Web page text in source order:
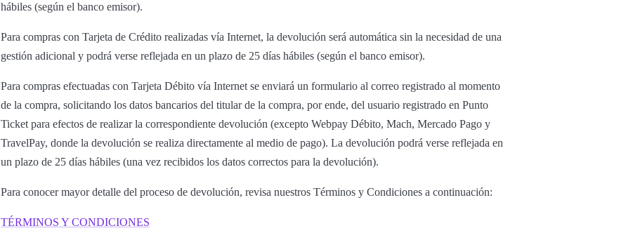
hábiles (según el banco emisor).
Para compras con Tarjeta de Crédito realizadas vía Internet, la devolución será automática sin la necesidad de una
gestión adicional y podrá verse reflejada en un plazo de 25 días hábiles (según el banco emisor).
Para compras efectuadas con Tarjeta Débito vía Internet se enviará un formulario al correo registrado al momento
de la compra, solicitando los datos bancarios del titular de la compra, por ende, del usuario registrado en Punto
Ticket para efectos de realizar la correspondiente devolución (excepto Webpay Débito, Mach, Mercado Pago y
TravelPay, donde la devolución se realiza directamente al medio de pago). La devolución podrá verse reflejada en
un plazo de 25 días hábiles (una vez recibidos los datos correctos para la devolución).
Para conocer mayor detalle del proceso de devolución, revisa nuestros Términos y Condiciones a continuación:
TÉRMINOS Y CONDICIONES